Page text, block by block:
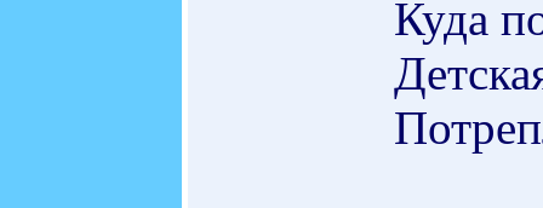
Куда